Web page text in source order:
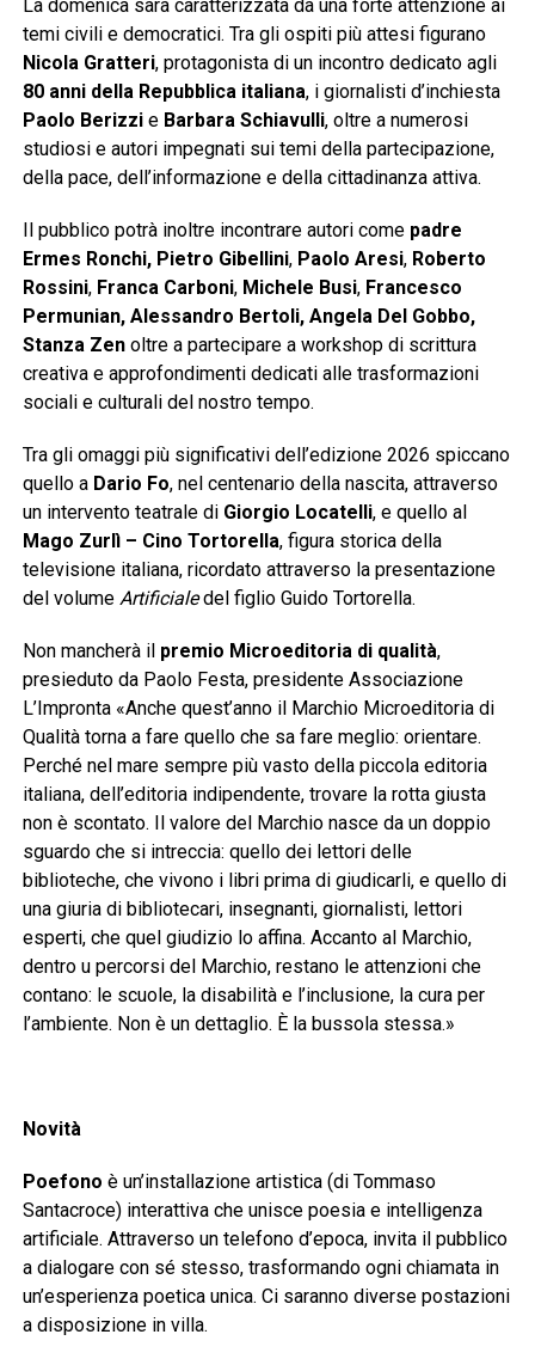
La domenica sarà caratterizzata da una forte attenzione ai
temi civili e democratici. Tra gli ospiti più attesi figurano
Nicola Gratteri, protagonista di un incontro dedicato agli
80 anni della Repubblica italiana, i giornalisti d’inchiesta
Paolo Berizzie Barbara Schiavulli, oltre a numerosi
studiosi e autori impegnati sui temi della partecipazione,
della pace, dell’informazione e della cittadinanza attiva.
Il pubblico potrà inoltre incontrare autori come padre
Ermes Ronchi, Pietro Gibellini, Paolo Aresi, Roberto
Rossini, Franca Carboni, Michele Busi, Francesco
Permunian, Alessandro Bertoli, Angela Del Gobbo,
Stanza Zenoltre a partecipare a workshop di scrittura
creativa e approfondimenti dedicati alle trasformazioni
sociali e culturali del nostro tempo.
Tra gli omaggi più significativi dell’edizione 2026 spiccano
quello a Dario Fo, nel centenario della nascita, attraverso
un intervento teatrale di Giorgio Locatelli, e quello al
Mago Zurlì – Cino Tortorella, figura storica della
televisione italiana, ricordato attraverso la presentazione
del volume Artificialedel figlio Guido Tortorella.
Non mancherà il premio Microeditoria di qualità,
presieduto da Paolo Festa, presidente Associazione
L’Impronta «Anche quest’anno il Marchio Microeditoria di
Qualità torna a fare quello che sa fare meglio: orientare.
Perché nel mare sempre più vasto della piccola editoria
italiana, dell’editoria indipendente, trovare la rotta giusta
non è scontato. Il valore del Marchio nasce da un doppio
sguardo che si intreccia: quello dei lettori delle
biblioteche, che vivono i libri prima di giudicarli, e quello di
una giuria di bibliotecari, insegnanti, giornalisti, lettori
esperti, che quel giudizio lo affina. Accanto al Marchio,
dentro u percorsi del Marchio, restano le attenzioni che
contano: le scuole, la disabilità e l’inclusione, la cura per
l’ambiente. Non è un dettaglio. È la bussola stessa.»
Novità
Poefono è un’installazione artistica (di Tommaso
Santacroce) interattiva che unisce poesia e intelligenza
artificiale. Attraverso un telefono d’epoca, invita il pubblico
a dialogare con sé stesso, trasformando ogni chiamata in
un’esperienza poetica unica. Ci saranno diverse postazioni
a disposizione in villa.